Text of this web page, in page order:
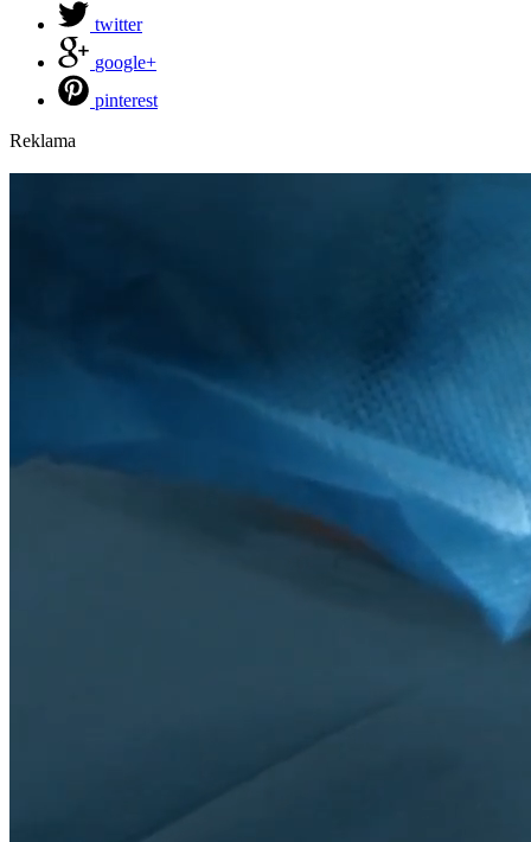
twitter
google+
pinterest
Reklama